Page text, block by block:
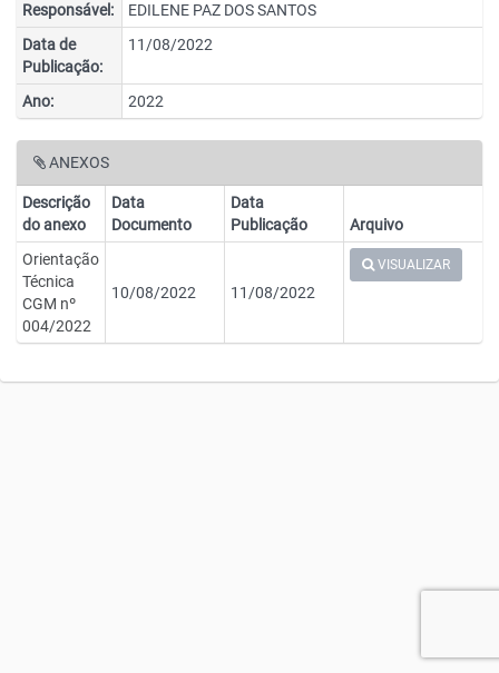
Responsável:
EDILENE PAZ DOS SANTOS
Data de
Publicação:
11/08/2022
Ano: 2022
ANEXOS
Descrição
do anexo
Data
Documento
Data
Publicação
Arquivo
Orientação
Técnica
CGM nº
004/2022
10/08/2022 11/08/2022
VISUALIZAR